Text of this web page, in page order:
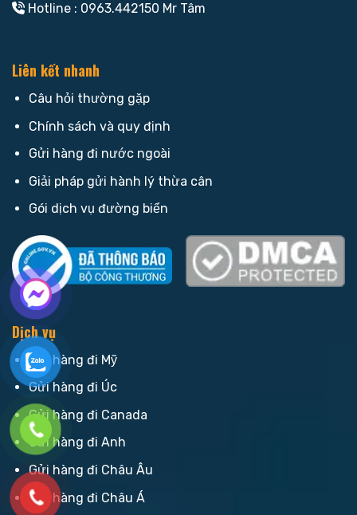
Hotline : 0963.442150 Mr Tâm
Liên kết nhanh
Câu hỏi thường gặp
Chính sách và quy định
Gửi hàng đi nước ngoài
Giải pháp gửi hành lý thừa cân
Gói dịch vụ đường biển
Dịch vụ
Gửi hàng đi Mỹ
Gửi hàng đi Úc
Gửi hàng đi Canada
Gửi hàng đi Anh
Gửi hàng đi Châu Âu
Gửi hàng đi Châu Á